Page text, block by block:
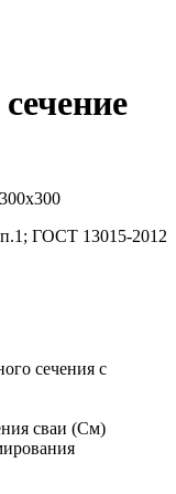
ГОСТ 13015-2012
сечения с
сваи (См)